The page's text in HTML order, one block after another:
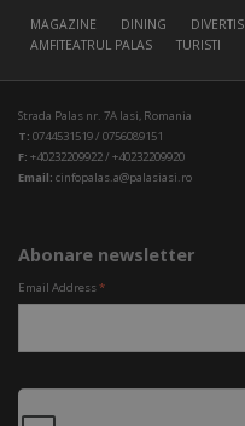
MAGAZINE DINING
AMFITEATRUL PALAS
TURISTI
Strada Palas nr. 7A Iasi, Romania
T: 0744531519 / 0756089151
F: +40232209922 / +40232209920
Email: cinfopalas.a@palasiasi.ro
Abonare newsletter
Email Address*